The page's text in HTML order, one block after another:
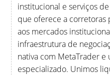
institucional e serviços
que oferece a corretoras
aos mercados
infraestrutura de
nativa com MetaTrader
especializado. Unimos